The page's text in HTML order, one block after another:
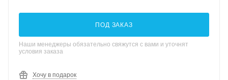
ПОД ЗАКАЗ
Наши менеджеры обязательно свяжутся с вами и уточнят
условия заказа
Хочу в подарок